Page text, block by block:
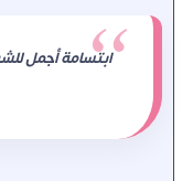
ابتسامة أجمل